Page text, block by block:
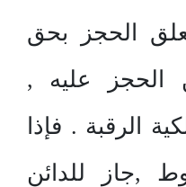
الحجز بحق
الحجز عليه ,
الرقبة . فإذا
,جاز للدائن